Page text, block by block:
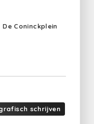
Coninckplein
schrijven